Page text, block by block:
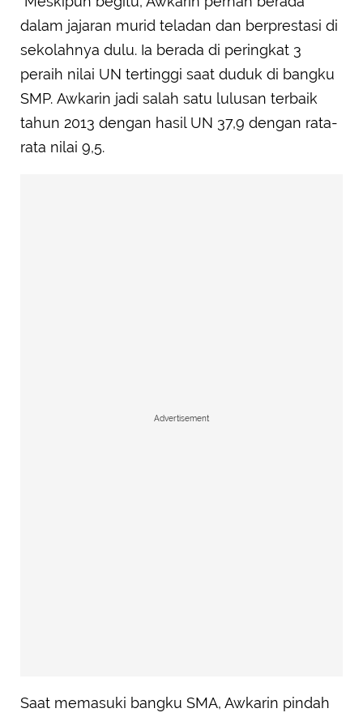
dalam jajaran murid teladan dan berprestasi di
sekolahnya dulu. Ia berada di peringkat 3
peraih nilai UN tertinggi saat duduk di bangku
SMP. Awkarin jadi salah satu lulusan terbaik
tahun 2013 dengan hasil UN 37,9 dengan rata-
rata nilai 9,5.
Advertisement
Saat memasuki bangku SMA, Awkarin pindah